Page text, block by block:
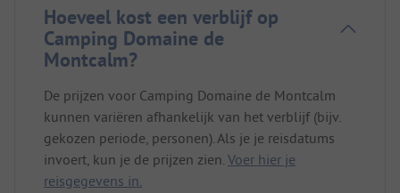
Hoeveel kost een verblijf op
Camping Domaine de
Montcalm?
De prijzen voor Camping Domaine de Montcalm
kunnen variëren afhankelijk van het verblijf (bijv.
gekozen periode, personen). Als je je reisdatums
invoert, kun je de prijzen zien. Voer hier je
reisgegevens in.